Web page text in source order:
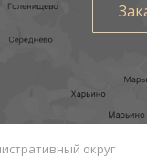
округ